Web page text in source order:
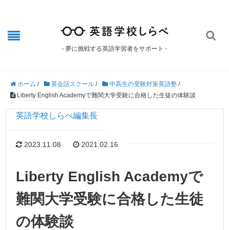
- 夢に挑戦する英語学習者をサポート -

ホーム / 英会話スクール / 中高生の受験対策英語塾 /
Liberty English Academyで難関大学受験に合格した生徒の体験談
英語学校しらべ編集長
2023.11.08 2021.02.16
Liberty English Academyで
難関大学受験に合格した生徒
の体験談